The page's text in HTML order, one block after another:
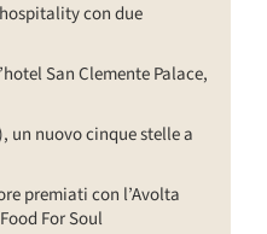
con due
San Clemente Palace,
un nuovo cinque stelle a
premiati con l’Avolta
For Soul